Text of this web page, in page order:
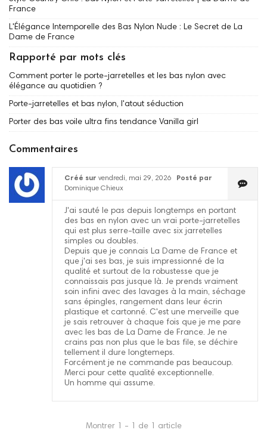
France
L'Élégance Intemporelle des Bas Nylon Nude : Le Secret de La
Dame de France
Rapporté par mots clés
Comment porter le porte-jarretelles et les bas nylon avec
élégance au quotidien ?
Porte-jarretelles et bas nylon, l'atout séduction
Porter des bas voile ultra fins tendance Vanilla girl
Commentaires
Créé sur vendredi, mai 29, 2026
Posté par
Dominique Chieux
J'ai sauté le pas depuis longtemps en portant
des bas en nylon avec un vrai porte-jarretelles
qui est plus serre-taille avec six jarretelles
simples ou doubles.
Depuis que je connais La Dame de France et
que j'ai ses bas, je suis impressionné de la
qualité et surtout de la robustesse que je
connaissais pas jusque là. Je prends vraiment
soin infini avec des lavages à la main, séchage
sans épingles, rangement dans leur écrin
plastique et cartonné. C'est une merveille que
je sais retrouver à chaque fois que je me pare
avec les bas de La Dame de France. Je ne
crains pas non plus que le bas file, se déchire
tellement il dure longtemeps.
Forcément je ne commande pas beaucoup.
Merci pour cette qualité exceptionnelle.
Un homme qui assume.
Montrer 1 - 1 de 1 article